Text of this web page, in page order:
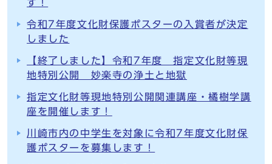
す！
令和7年度文化財保護ポスターの入賞者が決定
しました
【終了しました】令和7年度 指定文化財等現
地特別公開 妙楽寺の浄土と地獄
指定文化財等現地特別公開関連講座・橘樹学講
座を開催します！
川崎市内の中学生を対象に令和7年度文化財保
護ポスターを募集します！